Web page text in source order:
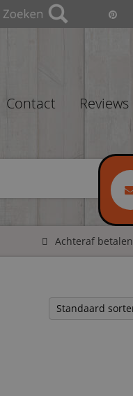
Contact Reviews
Achteraf betalen